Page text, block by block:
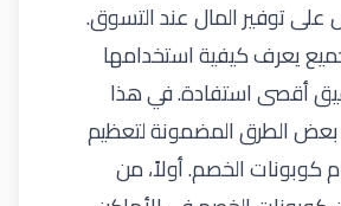
على توفير المال عند التسوق.
يعرف كيفية استخدامها
أقصى استفادة. في هذا
الطرق المضمونة لتعظيم
كوبونات الخصم. أولاً، من